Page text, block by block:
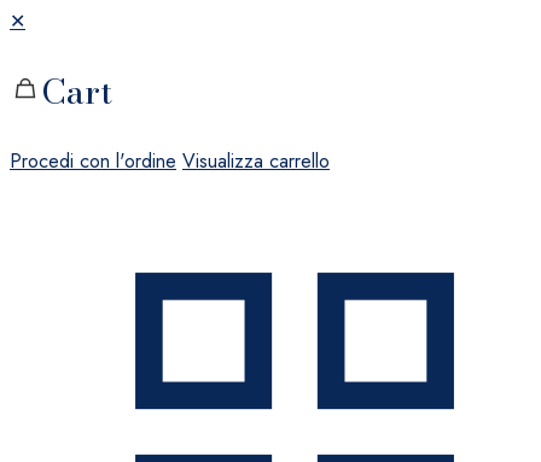
✕
Cart
Procedi con l'ordine Visualizza carrello